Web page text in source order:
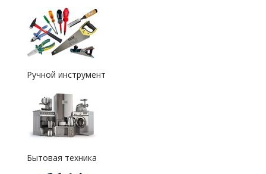
Ручной инструмент
Бытовая техника